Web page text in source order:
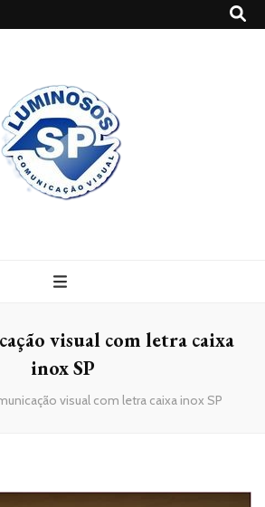
visual com letra caixa
inox SP
visual com letra caixa inox SP